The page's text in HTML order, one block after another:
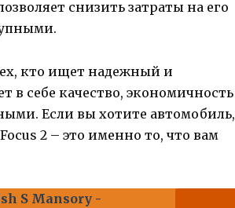
снизить затраты на его
кто ищет надежный и
в себе качество, экономичность
Если вы хотите автомобиль,
2 – это именно то, что вам
S Mansory -